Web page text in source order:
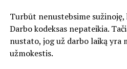
Turbūt nenustebsime
Darbo kodeksas nepateikia.
nustato, jog už darbo laiką yra
užmokestis.